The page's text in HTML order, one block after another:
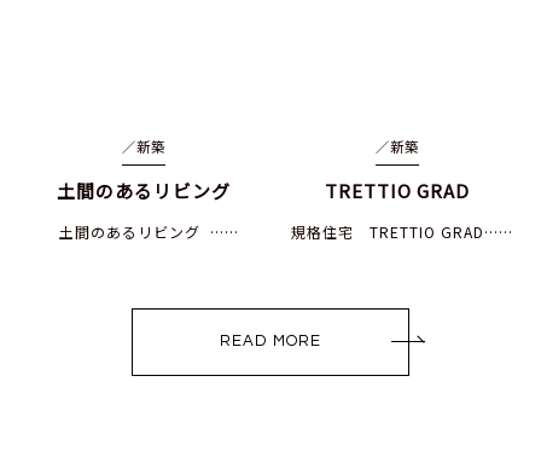
／新築
土間のあるリビング
土間のあるリビング ……
／新築
TRETTIO GRAD
規格住宅 TRETTIO GRAD……
READ MORE